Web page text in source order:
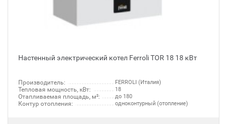
Настенный электрический котел Ferroli TOR 18 18 кВт
Производитель: FERROLI (Италия)
Тепловая мощность, кВт: 18
Отапливаемая площадь, м²: до 180
Контур отопления: одноконтурный (отопление)